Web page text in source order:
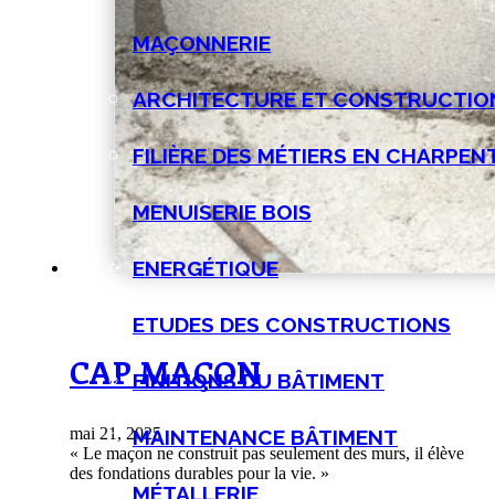
MAÇONNERIE
ARCHITECTURE ET
FILIÈRE DES MÉTIERS EN
MENUISERIE BOIS
ENERGÉTIQUE
ETUDES DES CONSTRUCTIONS
FINITIONS DU BÂTIMENT
MAINTENANCE BÂTIMENT
MÉTALLERIE
CAP MAÇON
mai 21, 2025
« Le maçon ne construit pas seulement des murs, il élève
des fondations durables pour la vie. »